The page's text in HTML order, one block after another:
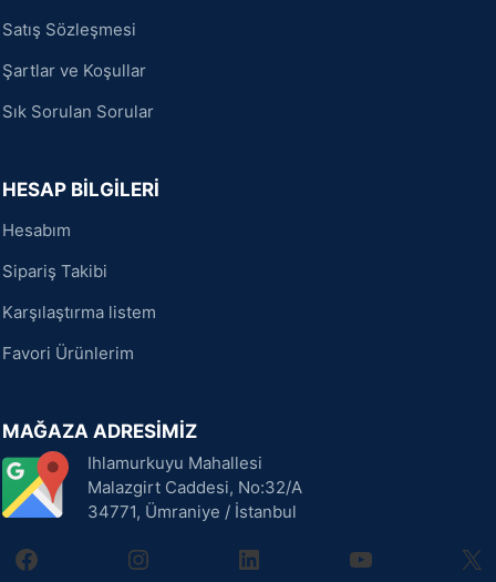
Satış Sözleşmesi
Şartlar ve Koşullar
Sık Sorulan Sorular
HESAP BİLGİLERİ
Hesabım
Sipariş Takibi
Karşılaştırma listem
Favori Ürünlerim
MAĞAZA ADRESİMİZ
Ihlamurkuyu Mahallesi
Malazgirt Caddesi, No:32/A
34771, Ümraniye / İstanbul
facebookinstagramlinkedin youtube X